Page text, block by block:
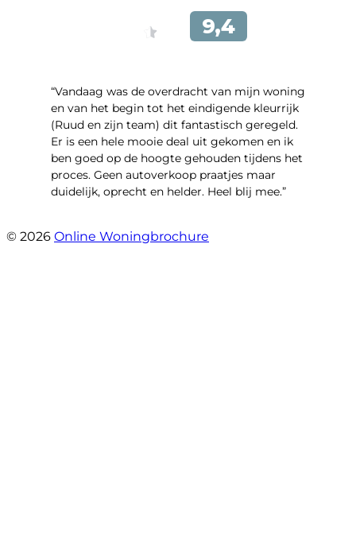
“Vandaag was de overdracht van mijn woning
en van het begin tot het eindigende kleurrijk
(Ruud en zijn team) dit fantastisch geregeld.
Er is een hele mooie deal uit gekomen en ik
ben goed op de hoogte gehouden tijdens het
proces. Geen autoverkoop praatjes maar
duidelijk, oprecht en helder. Heel blij mee.”
© 2026 Online Woningbrochure